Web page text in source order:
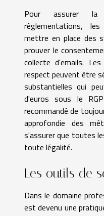
Pour assurer
règlementations,
mettre en place des
prouver le
collecte d'emails.
respect peuvent être
substantielles qui
d'euros sous le
recommandé de
approfondie des
s'assurer que toutes
toute légalité.
Les outils de
Dans le domaine
est devenu une